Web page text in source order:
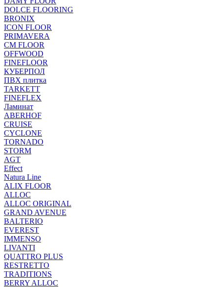
DOLCE FLOORING
BRONIX
ICON FLOOR
PRIMAVERA
CM FLOOR
OFFWOOD
FINEFLOOR
КУБЕРПОЛ
ПВХ плитка
TARKETT
FINEFLEX
Ламинат
ABERHOF
CRUISE
CYCLONE
TORNADO
STORM
AGT
Effect
Natura Line
ALIX FLOOR
ALLOC
ALLOC ORIGINAL
GRAND AVENUE
BALTERIO
EVEREST
IMMENSO
LIVANTI
QUATTRO PLUS
RESTRETTO
TRADITIONS
BERRY ALLOC